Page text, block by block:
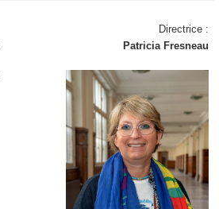
Directrice :
Patricia Fresneau